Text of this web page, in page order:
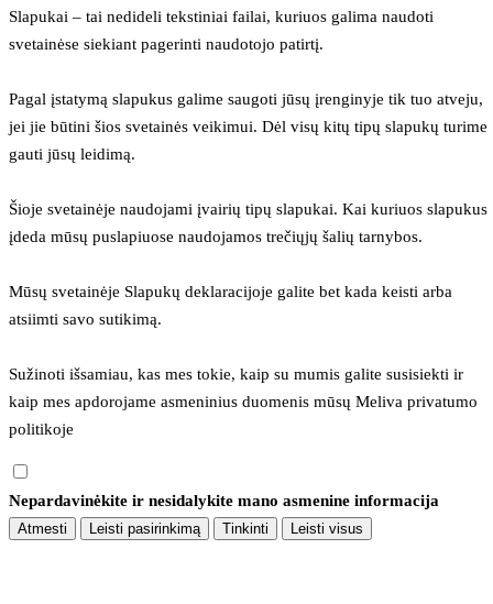
Slapukai – tai nedideli tekstiniai failai, kuriuos galima naudoti
svetainėse siekiant pagerinti naudotojo patirtį.
Pagal įstatymą slapukus galime saugoti jūsų įrenginyje tik tuo atveju,
jei jie būtini šios svetainės veikimui. Dėl visų kitų tipų slapukų turime
gauti jūsų leidimą.
Šioje svetainėje naudojami įvairių tipų slapukai. Kai kuriuos slapukus
įdeda mūsų puslapiuose naudojamos trečiųjų šalių tarnybos.
Mūsų svetainėje Slapukų deklaracijoje galite bet kada keisti arba
atsiimti savo sutikimą.
Sužinoti išsamiau, kas mes tokie, kaip su mumis galite susisiekti ir
kaip mes apdorojame asmeninius duomenis mūsų Meliva privatumo
politikoje
Nepardavinėkite ir nesidalykite mano asmenine informacija
Atmesti Leisti pasirinkimą Tinkinti Leisti visus